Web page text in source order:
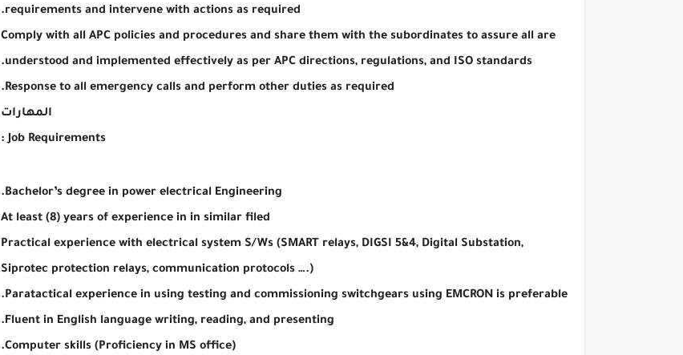
requirements and intervene with actions as required.
Comply with all APC policies and procedures and share them with the subordinates to assure all are
understood and implemented effectively as per APC directions, regulations, and ISO standards.
Response to all emergency calls and perform other duties as required.
المهارات
Job Requirements :
Bachelor’s degree in power electrical Engineering.
At least (8) years of experience in in similar filed
Practical experience with electrical system S/Ws (SMART relays, DIGSI 5&4, Digital Substation,
Siprotec protection relays, communication protocols ….)
Paratactical experience in using testing and commissioning switchgears using EMCRON is preferable.
Fluent in English language writing, reading, and presenting.
Computer skills (Proficiency in MS office).